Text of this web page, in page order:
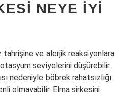
NEYE IYI
tahrişine ve alerjik reaksiyonlara
seviyelerini düşürebilir.
nedeniyle böbrek rahatsızlığı
olmayabilir. Elma sirkesini